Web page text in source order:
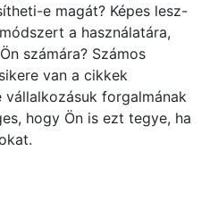
e magát? Képes lesz-
a használatára,
számára? Számos
van a cikkek
vállalkozásuk forgalmának
hogy Ön is ezt tegye, ha